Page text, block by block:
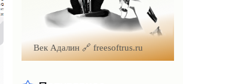
Век Адалин 🔗 freesoftrus.ru